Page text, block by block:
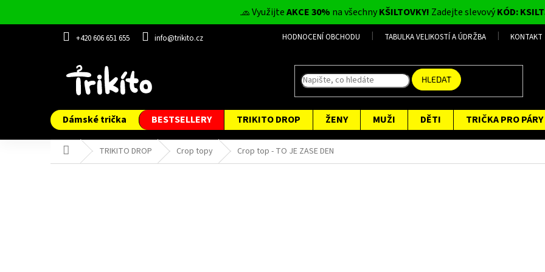
obsah
🧢 VyužijteAKCE 30% na všechnyKŠILTOVKY! Zadejte slevovýKÓD:
+420 606 651 655 info@trikito.cz HODNOCENÍ OBCHODU TABULKA VELIKOSTÍ A ÚDRŽBA KONTAKT
HLEDAT
Dámské trička BESTSELLERY TRIKITO DROP ŽENY MUŽI DĚTI TRIČKA PRO PÁRY
Domů TRIKITO DROP Crop topy Crop top - TO JE ZASE DEN